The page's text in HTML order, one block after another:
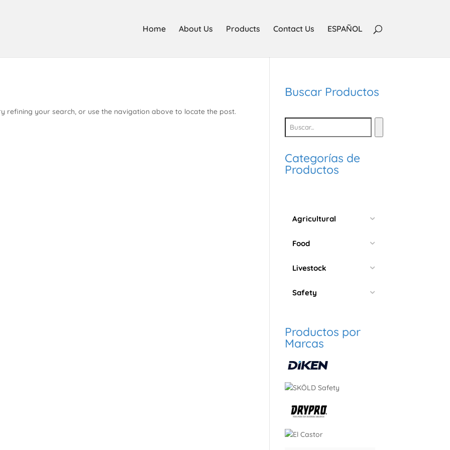
Home About Us Products Contact Us ESPAÑOL
refining your search, or use the navigation above to locate the post.
Buscar Productos
Categorías de
Productos
Agricultural
Food
Livestock
Safety
Productos por
Marcas